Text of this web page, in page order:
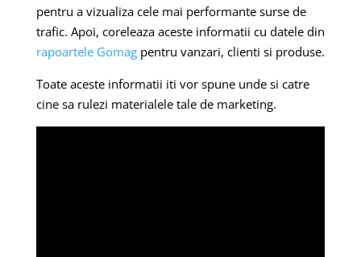
pentru a vizualiza cele mai performante surse de
trafic. Apoi, coreleaza aceste informatii cu datele din
rapoartele Gomagpentru vanzari, clienti si produse.
Toate aceste informatii iti vor spune unde si catre
cine sa rulezi materialele tale de marketing.